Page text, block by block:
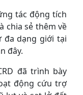
tác động tích
chia sẻ thêm về
đa dạng giới tại
đây.
đã trình bày
động cứu trợ